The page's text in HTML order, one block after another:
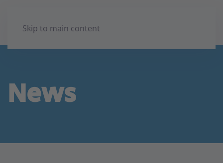
Skip to main content
News